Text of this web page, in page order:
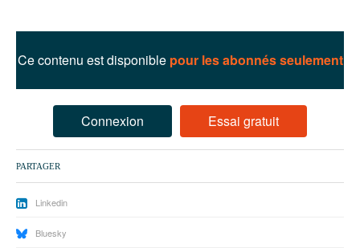
94
95
Ce contenu est disponible pour les abonnés seulement
Connexion Essai gratuit
PARTAGER
Linkedin
Bluesky